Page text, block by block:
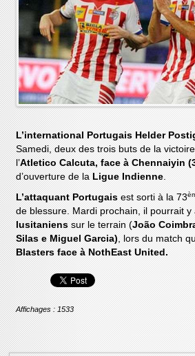
L’international Portugais Helder
Samedi, deux des trois buts de la
l’Atletico Calcuta, face à Chennaiyin
d’ouverture de la Ligue Indienne
L’attaquant Portugais est sorti à la 73
de blessure. Mardi prochain, il pourrait
lusitaniens sur le terrain (João
Silas e Miguel Garcia) , lors du match
Blasters face à NothEast United.
Affichages : 1533